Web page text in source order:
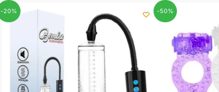
-20% -50%